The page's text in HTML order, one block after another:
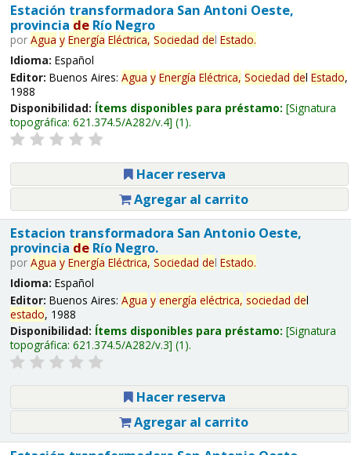
Estación transformadora San Antoni Oeste,
provincia deRío Negro
por Agua y Energía Eléctrica, Sociedad del Estado.
Idioma: Español
Editor: Buenos Aires: Agua y Energía Eléctrica, Sociedad del Estado,
1988
Disponibilidad: Ítems disponibles para préstamo: Signatura
topográfica: 621.374.5/A282/v.4 (1).
Hacer reserva
Agregar al carrito
Estacion transformadora San Antonio Oeste,
provincia deRío Negro.
por Agua y Energía Eléctrica, Sociedad del Estado.
Idioma: Español
Editor: Buenos Aires: Agua y energía eléctrica, sociedad del
estado, 1988
Disponibilidad: Ítems disponibles para préstamo: Signatura
topográfica: 621.374.5/A282/v.3 (1).
Hacer reserva
Agregar al carrito